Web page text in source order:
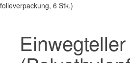
6 Stk.)